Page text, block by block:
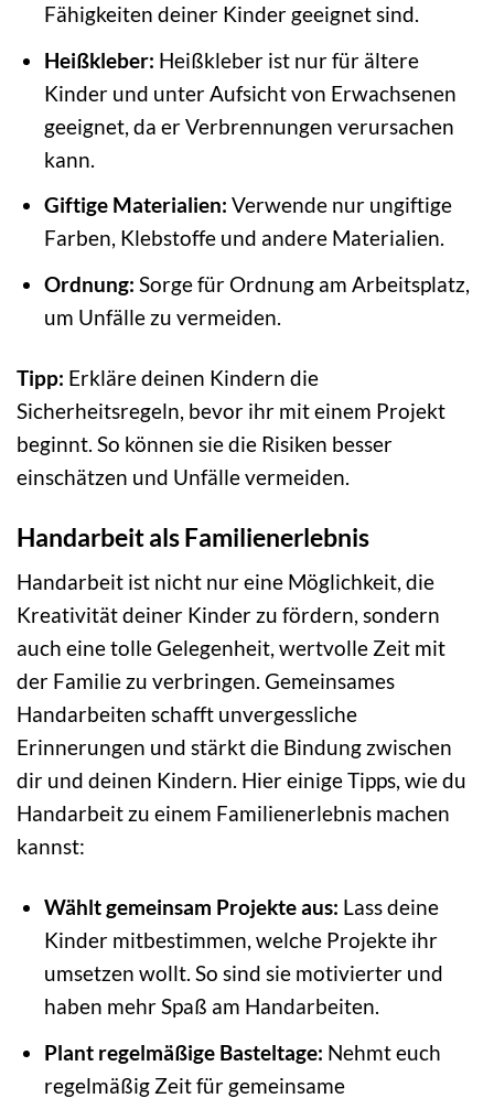
Fähigkeiten deiner Kinder geeignet sind.
Heißkleber: Heißkleber ist nur für ältere
Kinder und unter Aufsicht von Erwachsenen
geeignet, da er Verbrennungen verursachen
kann.
Giftige Materialien: Verwende nur ungiftige
Farben, Klebstoffe und andere Materialien.
Ordnung: Sorge für Ordnung am Arbeitsplatz,
um Unfälle zu vermeiden.
Tipp: Erkläre deinen Kindern die
Sicherheitsregeln, bevor ihr mit einem Projekt
beginnt. So können sie die Risiken besser
einschätzen und Unfälle vermeiden.
Handarbeit als Familienerlebnis
Handarbeit ist nicht nur eine Möglichkeit, die
Kreativität deiner Kinder zu fördern, sondern
auch eine tolle Gelegenheit, wertvolle Zeit mit
der Familie zu verbringen. Gemeinsames
Handarbeiten schafft unvergessliche
Erinnerungen und stärkt die Bindung zwischen
dir und deinen Kindern. Hier einige Tipps, wie du
Handarbeit zu einem Familienerlebnis machen
kannst:
Wählt gemeinsam Projekte aus: Lass deine
Kinder mitbestimmen, welche Projekte ihr
umsetzen wollt. So sind sie motivierter und
haben mehr Spaß am Handarbeiten.
Plant regelmäßige Basteltage: Nehmt euch
regelmäßig Zeit für gemeinsame